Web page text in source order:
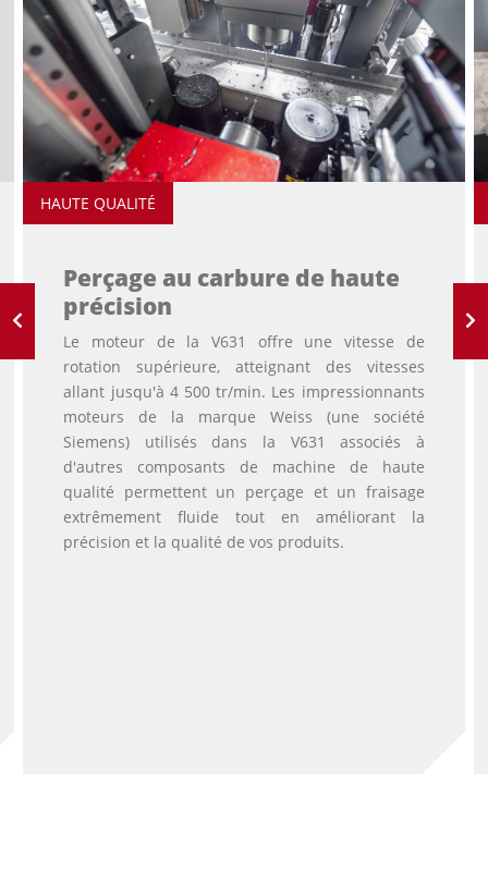
HAUTE QUALITÉ
Perçage au carbure de haute
précision
Le moteur de la V631 offre une vitesse de
rotation supérieure, atteignant des vitesses
allant jusqu'à 4 500 tr/min. Les impressionnants
moteurs de la marque Weiss (une société
Siemens) utilisés dans la V631 associés à
d'autres composants de machine de haute
qualité permettent un perçage et un fraisage
extrêmement fluide tout en améliorant la
précision et la qualité de vos produits.